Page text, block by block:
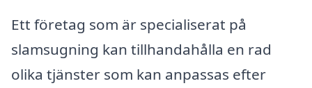
Ett företag som är specialiserat på
slamsugning kan tillhandahålla en rad
olika tjänster som kan anpassas efter